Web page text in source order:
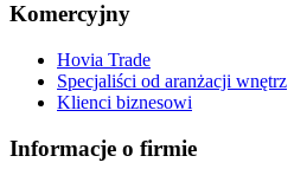
Komercyjny
Hovia Trade
Specjaliści od aranżacji wnętrz
Klienci biznesowi
Informacje o firmie